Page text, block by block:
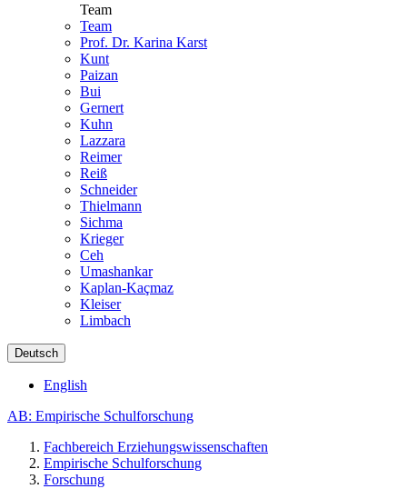
Team
Team
Prof. Dr. Karina Karst
Kunt
Paizan
Bui
Gernert
Kuhn
Lazzara
Reimer
Reiß
Schneider
Thielmann
Sichma
Krieger
Ceh
Umashankar
Kaplan-Kaçmaz
Kleiser
Limbach
Deutsch
English
AB: Empirische Schulforschung
Fachbereich Erziehungswissenschaften
Empirische Schulforschung
Forschung